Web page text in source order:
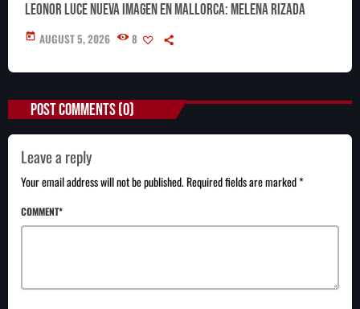
Leonor luce nueva imagen en Mallorca: melena rizada
today AUGUST 5, 2026 8
POST COMMENTS (0)
Leave a reply
Your email address will not be published. Required fields are marked *
COMMENT*